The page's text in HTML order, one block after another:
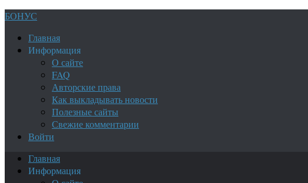
БОНУС
Главная
Информация
О сайте
FAQ
Авторские права
Как выкладывать новости
Полезные сайты
Свежие комментарии
Войти
Главная
Информация